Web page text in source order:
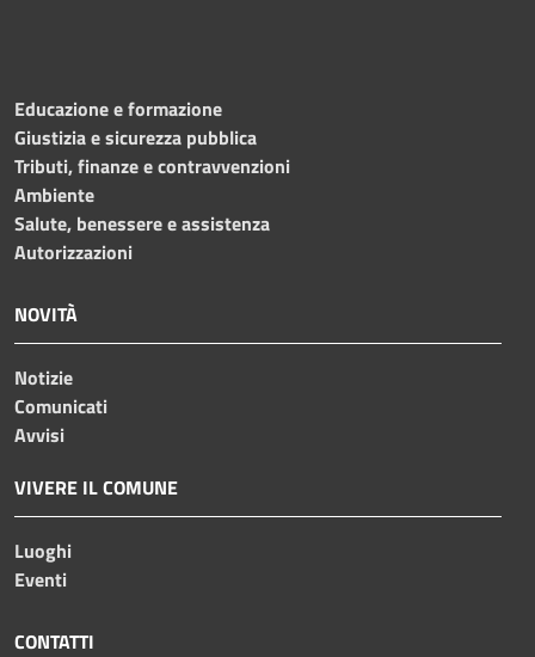
Educazione e formazione
Giustizia e sicurezza pubblica
Tributi, finanze e contravvenzioni
Ambiente
Salute, benessere e assistenza
Autorizzazioni
NOVITÀ
Notizie
Comunicati
Avvisi
VIVERE IL COMUNE
Luoghi
Eventi
CONTATTI